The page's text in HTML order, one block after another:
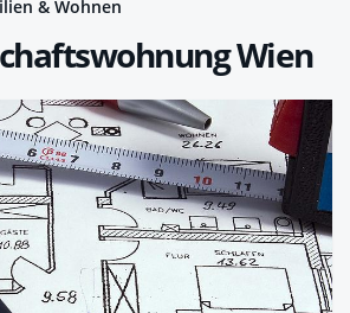
& Wohnen
Wien